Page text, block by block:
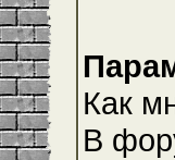
Как
В